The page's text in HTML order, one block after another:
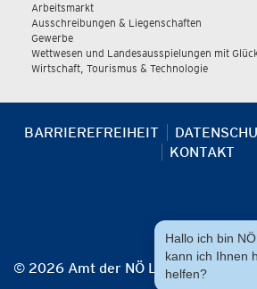
Arbeitsmarkt
Ausschreibungen & Liegenschaften
Gewerbe
Wettwesen und Landesausspielungen mit
Wirtschaft, Tourismus & Technologie
BARRIEREFREIHEIT
KONTAKT
© 2026 Amt der NÖ Landesregierung
Hallo ich bin
kann ich Ihnen
helfen?